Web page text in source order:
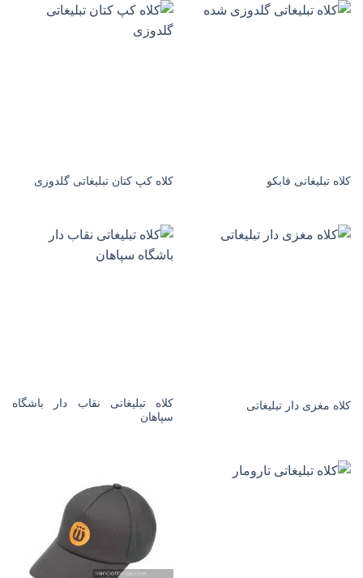
کلاه تبلیغاتی فابکو کلاه کپ کتان تبلیغاتی گلدوزی
کلاه مغزی دار تبلیغاتی
کلاه تبلیغاتی نقاب دار باشگاه
سپاهان